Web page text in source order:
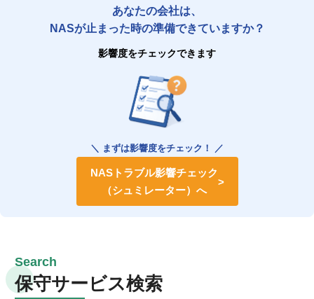
あなたの会社は、
NASが止まった時の準備できていますか？
影響度をチェックできます
＼ まずは影響度をチェック！ ／
NASトラブル影響チェック
（シュミレーター）へ
保守サービス検索